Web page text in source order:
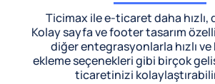
Ticimax ile e-ticaret daha hızlı,
Kolay sayfa ve footer tasarım
diğer entegrasyonlarla hızlı
ekleme seçenekleri gibi birçok
ticaretinizi